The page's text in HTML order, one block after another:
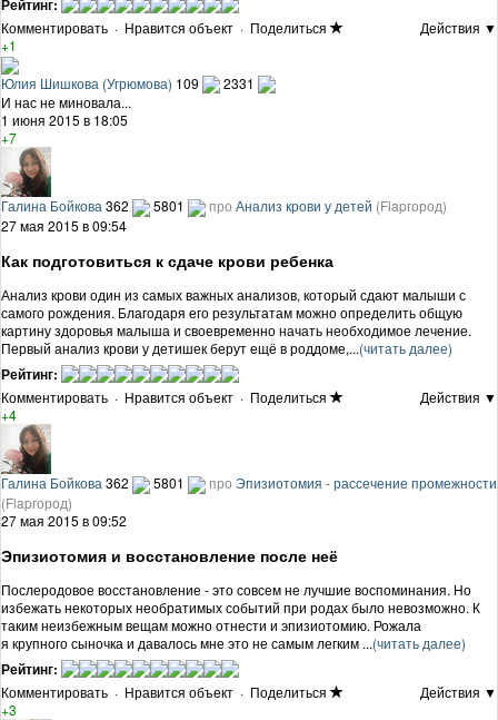
Рейтинг:
Комментировать · Нравится объект · Поделиться
Действия ▼
+1
Юлия Шишкова (Угрюмова) 109
2331
И нас не миновала...
1 июня 2015 в 18:05
+7
Галина Бойкова 362 5801 про Анализ крови у детей (Flapгород)
27 мая 2015 в 09:54
Как подготовиться к сдаче крови ребенка
Анализ крови один из самых важных анализов, который сдают малыши с
самого рождения. Благодаря его результатам можно определить общую
картину здоровья малыша и своевременно начать необходимое лечение.
Первый анализ крови у детишек берут ещё в роддоме,...(читать далее)
Рейтинг:
Комментировать · Нравится объект · Поделиться
Действия ▼
+4
Галина Бойкова 362 5801 про Эпизиотомия - рассечение промежности
(Flapгород)
27 мая 2015 в 09:52
Эпизиотомия и восстановление после неё
Послеродовое восстановление - это совсем не лучшие воспоминания. Но
избежать некоторых необратимых событий при родах было невозможно. К
таким неизбежным вещам можно отнести и эпизиотомию. Рожала
я крупного сыночка и давалось мне это не самым легким ...(читать далее)
Рейтинг:
Комментировать · Нравится объект · Поделиться
Действия ▼
+3